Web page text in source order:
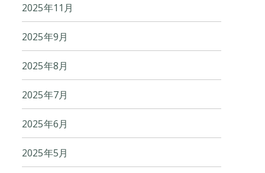
2025年11月
2025年9月
2025年8月
2025年7月
2025年6月
2025年5月